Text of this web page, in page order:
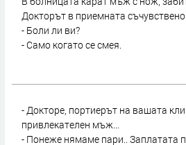
Докторът в приемната съчувствено
- Боли ли ви?
- Само когато се смея.
- Докторе, портиерът на вашата
привлекателен мъж...
- Понеже нямаме пари.. Заплатата